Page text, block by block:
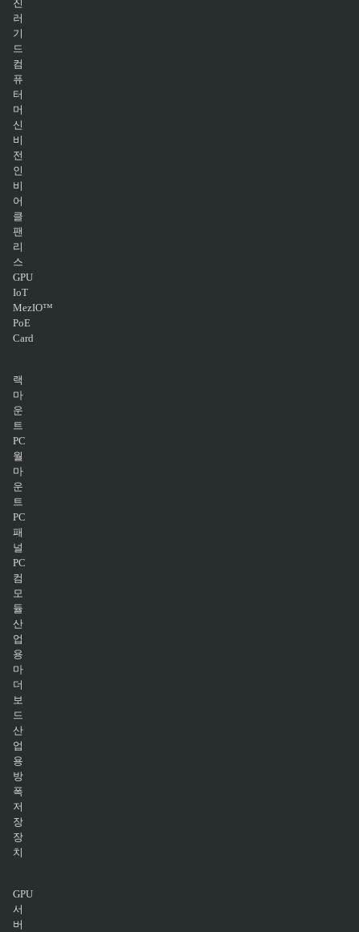
진
러
기
드
컴
퓨
터
머
신
비
전
인
비
어
클
팬
리
스
GPU
IoT
MezIO™
PoE
Card
랙
마
운
트
PC
월
마
운
트
PC
패
널
PC
컴
모
듈
산
업
용
마
더
보
드
산
업
용
방
폭
저
장
장
치
GPU
서
버